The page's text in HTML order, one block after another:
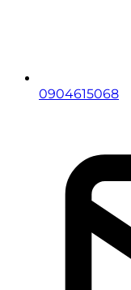
0904615068